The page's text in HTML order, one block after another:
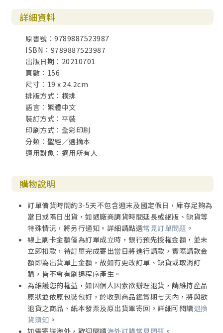
詳細資料
原書號：9789887523987
ISBN：9789887523987
出版日期：20210701
頁數：156
尺寸：19 x 24.2cm
排版方式：橫排
語言：繁體中文
裝訂方式：平裝
印刷方式：全彩印刷
分類：聖經／選摘本
適用對象：適用所有人
購物說明
訂單備貨時間約3-5天不包含週末及國定假日，庫存足夠為
當日或隔日出貨，如遇廠商調貨時間延長或絕版、缺貨等
特殊情況，將另行通知。詳細請點選常見訂單問題 。
線上刷卡金額僅為訂單成立時，銀行預先授權金額，並未
立即扣款，待訂單完成寄出當日將進行請款，實際請款金
額即為出貨單上金額，故如有更改訂單、缺貨或取消訂
購，皆不會有刷退程序產生。
為維護您的權益，如因個人因素欲辦理退貨，請維持產品
原狀並依原包裝包好，於收到商品鑑賞期七天內，將與欲
退貨之商品、紙本發票及原出貨單寄回。詳細可閱讀退換
貨須知 。